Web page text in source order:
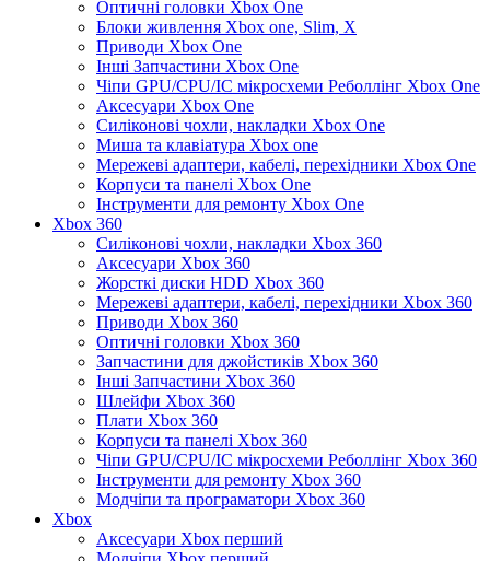
Оптичні головки Xbox One
Блоки живлення Xbox one, Slim, X
Приводи Xbox One
Інші Запчастини Xbox One
Чіпи GPU/CPU/IC мікросхеми Реболлінг Xbox One
Аксесуари Xbox One
Силіконові чохли, накладки Xbox One
Миша та клавіатура Xbox one
Мережеві адаптери, кабелі, перехідники Xbox One
Корпуси та панелі Xbox One
Інструменти для ремонту Xbox One
Xbox 360
Силіконові чохли, накладки Xbox 360
Аксесуари Xbox 360
Жорсткі диски HDD Xbox 360
Мережеві адаптери, кабелі, перехідники Xbox 360
Приводи Xbox 360
Оптичні головки Xbox 360
Запчастини для джойстиків Xbox 360
Інші Запчастини Xbox 360
Шлейфи Xbox 360
Плати Xbox 360
Корпуси та панелі Xbox 360
Чіпи GPU/CPU/IC мікросхеми Реболлінг Xbox 360
Інструменти для ремонту Xbox 360
Модчіпи та програматори Xbox 360
Xbox
Аксесуари Xbox перший